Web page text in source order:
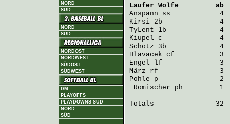
NORD
SÜD
NORD
SÜD
NORDOST
NORDWEST
SÜDOST
SÜDWEST
DM
PLAYOFFS
PLAYDOWNS SÜD
NORD
SÜD
Laufer Wölfe
ab
Anspann ss            4
Kirsi 2b              4
TyLent 1b             4
Kiupel c              4
Schötz 3b             4
Hlavacek cf           3
Engel lf              3  1
März rf               3  0
Pohle p               2
Römischer ph         1
Totals               32